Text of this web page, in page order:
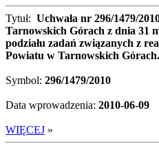
Tytuł: Uchwała nr 296/1479/
Tarnowskich Górach z dnia 31
podziału zadań związanych z
Powiatu w Tarnowskich Górach.
Symbol: 296/1479/2010
Data wprowadzenia: 2010-06-09
WIĘCEJ »